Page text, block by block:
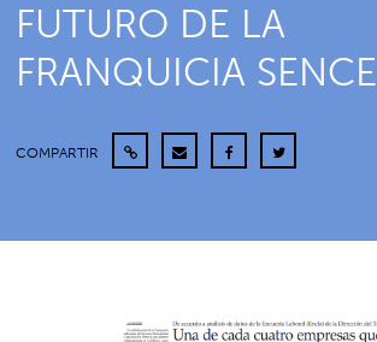
FUTURO DE LA
FRANQUICIA SENCE
COMPARTIR